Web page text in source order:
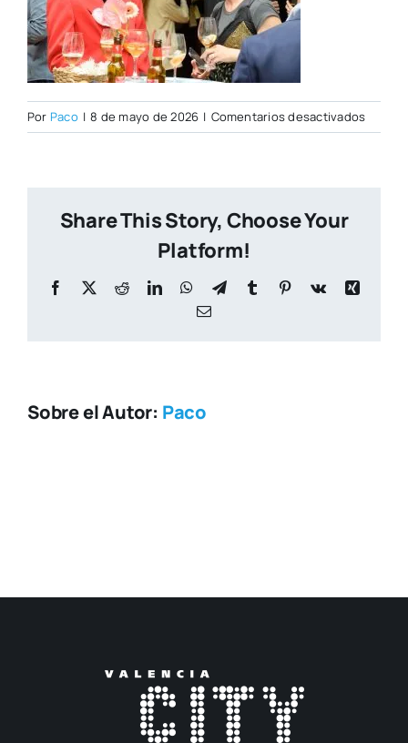
Por Paco | 8 de mayo de 2026 | Comentarios desactivadosen
Open
Share This Story, Choose Your
Platform!
Facebook
X RedditLinkedInWhatsApp
TelegramTumblr Pinterest
Vk
Xing
Correo
Sobre el Autor: Paco